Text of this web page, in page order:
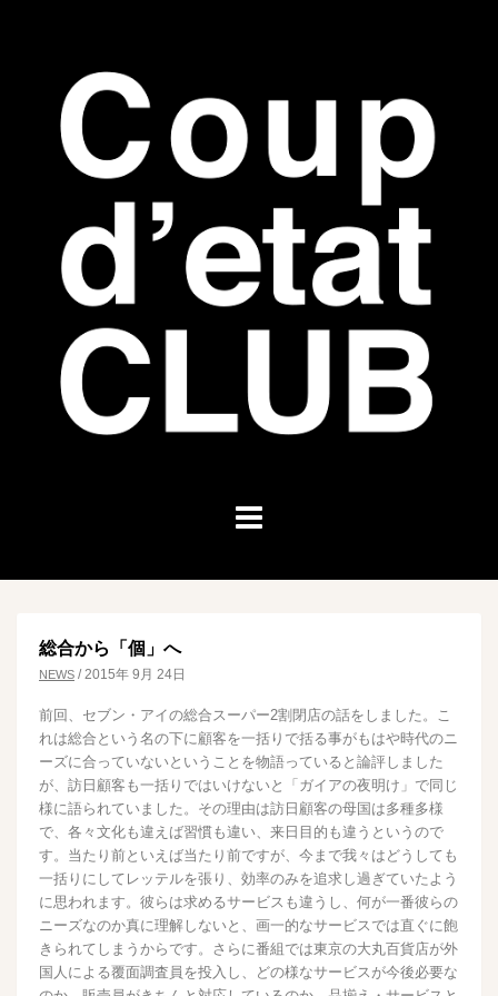
総合から「個」へ
NEWS / 2015年 9月 24日
前回、セブン・アイの総合スーパー2割閉店の話をしました。こ
れは総合という名の下に顧客を一括りで括る事がもはや時代のニ
ーズに合っていないということを物語っていると論評しました
が、訪日顧客も一括りではいけないと「ガイアの夜明け」で同じ
様に語られていました。その理由は訪日顧客の母国は多種多様
で、各々文化も違えば習慣も違い、来日目的も違うというので
す。当たり前といえば当たり前ですが、今まで我々はどうしても
一括りにしてレッテルを張り、効率のみを追求し過ぎていたよう
に思われます。彼らは求めるサービスも違うし、何が一番彼らの
ニーズなのか真に理解しないと、画一的なサービスでは直ぐに飽
きられてしまうからです。さらに番組では東京の大丸百貨店が外
国人による覆面調査員を投入し、どの様なサービスが今後必要な